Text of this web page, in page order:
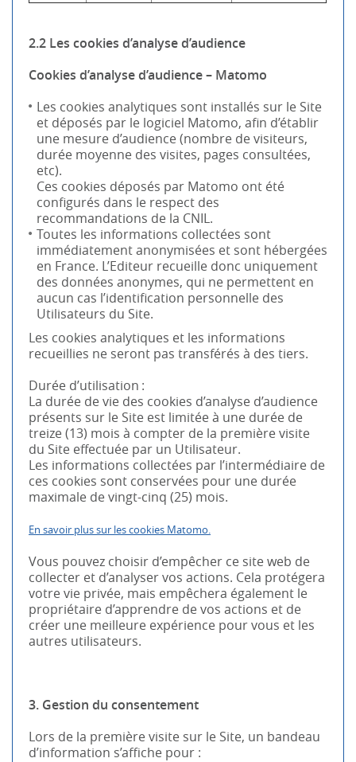
2.2 Les cookies d’analyse d’audience
Cookies d’analyse d’audience – Matomo
Les cookies analytiques sont installés sur le Site
et déposés par le logiciel Matomo, afin d’établir
une mesure d’audience (nombre de visiteurs,
durée moyenne des visites, pages consultées,
etc).
Ces cookies déposés par Matomo ont été
configurés dans le respect des
recommandations de la CNIL.
Toutes les informations collectées sont
immédiatement anonymisées et sont hébergées
en France. L’Editeur recueille donc uniquement
des données anonymes, qui ne permettent en
aucun cas l’identification personnelle des
Utilisateurs du Site.
Les cookies analytiques et les informations
recueillies ne seront pas transférés à des tiers.
Durée d’utilisation :
La durée de vie des cookies d’analyse d’audience
présents sur le Site est limitée à une durée de
treize (13) mois à compter de la première visite
du Site effectuée par un Utilisateur.
Les informations collectées par l’intermédiaire de
ces cookies sont conservées pour une durée
maximale de vingt-cinq (25) mois.
En savoir plus sur les cookies Matomo.
Vous pouvez choisir d’empêcher ce site web de
collecter et d’analyser vos actions. Cela protégera
votre vie privée, mais empêchera également le
propriétaire d’apprendre de vos actions et de
créer une meilleure expérience pour vous et les
autres utilisateurs.
3. Gestion du consentement
Lors de la première visite sur le Site, un bandeau
d’information s’affiche pour :